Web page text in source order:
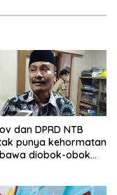
dan DPRD NTB
punya kehormatan
diobok-obok